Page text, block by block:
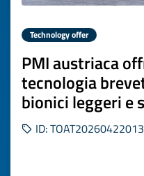
Technology offer
PMI austriaca
tecnologia
bionici leggeri e
ID: TOAT20260422013